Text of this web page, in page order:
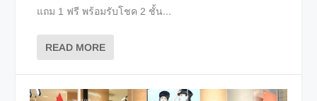
แถม 1 ฟรี พร้อมรับโชค 2 ชั้น...
READ MORE